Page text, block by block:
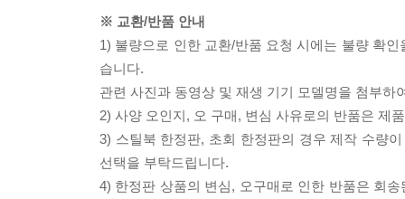
※ 교환/반품 안내
1) 불량으로 인한 교환/반품 요청 시에는 불량 확
습니다.
관련 사진과 동영상 및 재생 기기 모델명을 첨부하
2) 사양 오인지, 오 구매, 변심 사유로의 반품은 제
3) 스틸북 한정판, 초회 한정판의 경우 제작 수량
선택을 부탁드립니다.
4) 한정판 상품의 변심, 오구매로 인한 반품은 회